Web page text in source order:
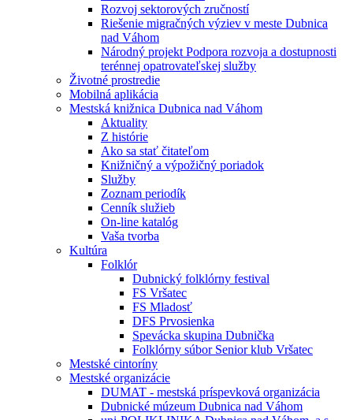
Rozvoj sektorových zručností
Riešenie migračných výziev v meste Dubnica
nad Váhom
Národný projekt Podpora rozvoja a dostupnosti
terénnej opatrovateľskej služby
Životné prostredie
Mobilná aplikácia
Mestská knižnica Dubnica nad Váhom
Aktuality
Z histórie
Ako sa stať čitateľom
Knižničný a výpožičný poriadok
Služby
Zoznam periodík
Cenník služieb
On-line katalóg
Vaša tvorba
Kultúra
Folklór
Dubnický folklórny festival
FS Vršatec
FS Mladosť
DFS Prvosienka
Spevácka skupina Dubnička
Folklórny súbor Senior klub Vršatec
Mestské cintoríny
Mestské organizácie
DUMAT - mestská príspevková organizácia
Dubnické múzeum Dubnica nad Váhom